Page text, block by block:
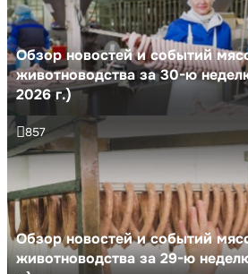
Обзор новостей и событий
животноводства за 30-ю
2026 г.)
Обзор новостей и событий
животноводства за 29-ю
857